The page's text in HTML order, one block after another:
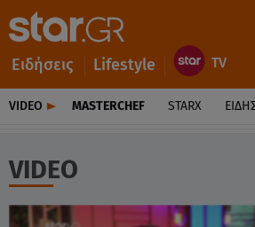
Ειδήσεις Lifestyle
VIDEO MASTERCHEF STARX
VIDEO